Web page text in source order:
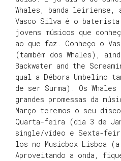
Whales, banda
Vasco Silva é o baterista
jovens músicos que
ao que faz. Conheço o
(também dos Whales),
Backwater and the
qual a Débora Umbelino
de ser Surma). Os Whales
grandes promessas da
Março teremos o seu
Quarta-feira (dia 3 de
single/vídeo e Sexta-
los no Musicbox Lisboa
Aproveitando a onda,